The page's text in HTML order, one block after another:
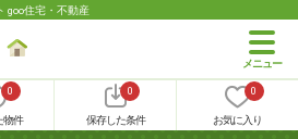
goo住宅・不動産
0
物件
0
保存した条件
0
お気に入り